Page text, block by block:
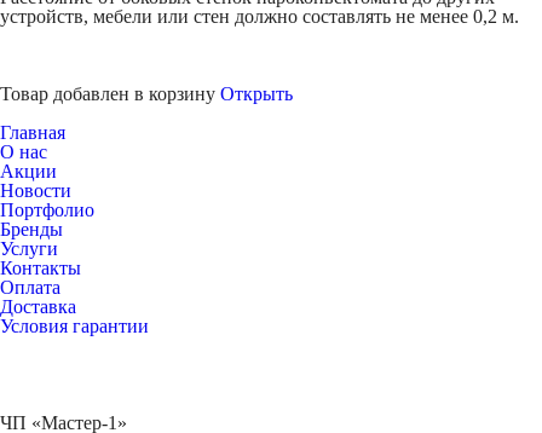
устройств, мебели или стен должно составлять не менее 0,2 м.
Товар добавлен в корзину Открыть
Главная
О нас
Акции
Новости
Портфолио
Бренды
Услуги
Контакты
Оплата
Доставка
Условия гарантии
ЧП «Мастер-1»